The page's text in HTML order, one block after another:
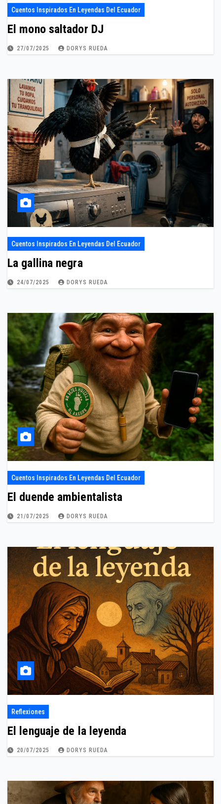
Cuentos Inspirados En Leyendas Del Ecuador
El mono saltador DJ
27/07/2025 DORYS RUEDA
Cuentos Inspirados En Leyendas Del Ecuador
La gallina negra
24/07/2025 DORYS RUEDA
Cuentos Inspirados En Leyendas Del Ecuador
El duende ambientalista
21/07/2025 DORYS RUEDA
Reflexiones
El lenguaje de la leyenda
20/07/2025 DORYS RUEDA